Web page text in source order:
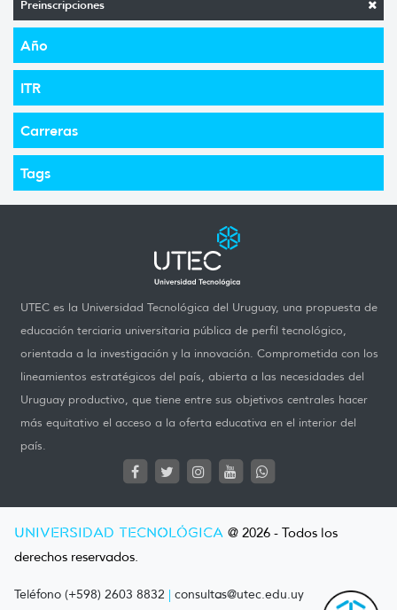
Preinscripciones
Año
ITR
Carreras
Tags
UTEC es la Universidad Tecnológica del Uruguay, una propuesta de
educación terciaria universitaria pública de perfil tecnológico,
orientada a la investigación y la innovación. Comprometida con los
lineamientos estratégicos del país, abierta a las necesidades del
Uruguay productivo, que tiene entre sus objetivos centrales hacer
más equitativo el acceso a la oferta educativa en el interior del
país.
UNIVERSIDAD TECNOLÓGICA @ 2026 - Todos los
derechos reservados.
Teléfono (+598) 2603 8832 | consultas@utec.edu.uy